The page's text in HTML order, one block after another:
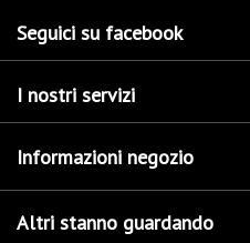
Seguici su facebook
I nostri servizi
Informazioni negozio
Altri stanno guardando